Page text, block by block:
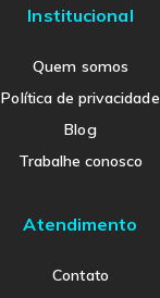
Institucional
Quem somos
Política de privacidade
Blog
Trabalhe conosco
Atendimento
Contato